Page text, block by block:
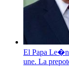
El Papa Le�n
une. La